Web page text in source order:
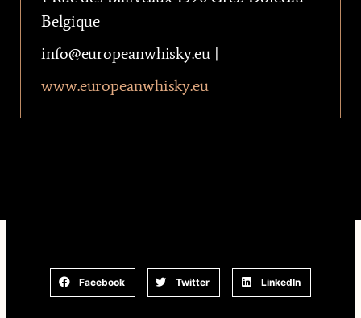
Belgique
info@europeanwhisky.eu |
www.europeanwhisky.eu
Facebook Twitter LinkedIn